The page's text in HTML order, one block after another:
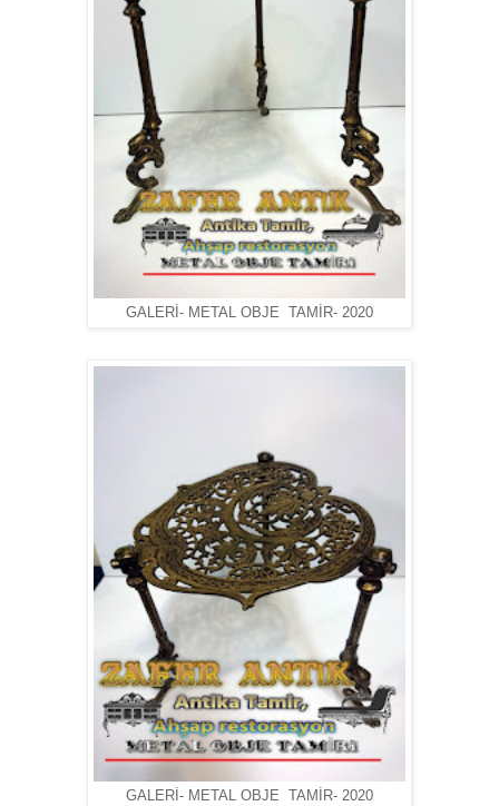
GALERİ- METAL OBJE TAMİR- 2020
GALERİ- METAL OBJE TAMİR- 2020